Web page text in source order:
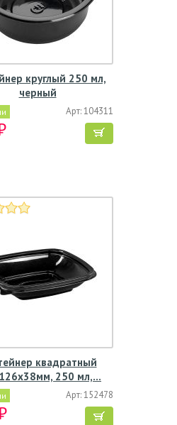
круглый 250 мл,
черный
Арт: 104311
квадратный
250 мл,…
Арт: 152478